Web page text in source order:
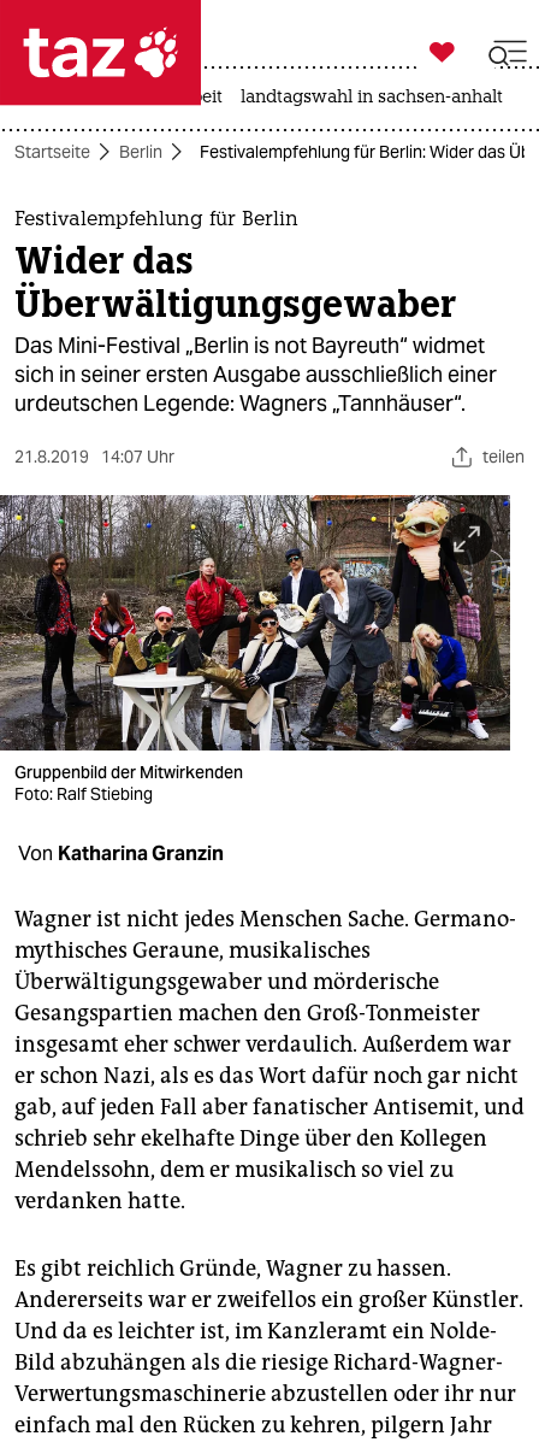
 taz zahl ich
taz zahl ich
themen
politik
öko
gesellschaft
sport
berlin
nord
wahrheit
verlag
verlag
veranstaltungen
shop
unterstützen
abo
genossenschaft
epaper login

taz zahl ich
arbeit landtagswahl in sachsen-anhalt
Startseite Berlin Festivalempfehlung für Berlin: Wider das
Festivalempfehlung für Berlin
Wider das
Überwältigungsgewaber
Das Mini-Festival „Berlin is not Bayreuth“ widmet
sich in seiner ersten Ausgabe ausschließlich einer
urdeutschen Legende: Wagners „Tannhäuser“.
21.8.2019 14:07 Uhr teilen
Gruppenbild der Mitwirkenden
Foto: Ralf Stiebing
Von Katharina Granzin
Wagner ist nicht jedes Menschen Sache. Germano-
mythisches Geraune, musikalisches
Überwältigungsgewaber und mörderische
Gesangspartien machen den Groß-Tonmeister
insgesamt eher schwer verdaulich. Außerdem war
er schon Nazi, als es das Wort dafür noch gar nicht
gab, auf jeden Fall aber fanatischer Antisemit, und
schrieb sehr ekelhafte Dinge über den Kollegen
Mendelssohn, dem er musikalisch so viel zu
verdanken hatte.
Es gibt reichlich Gründe, Wagner zu hassen.
Andererseits war er zweifellos ein großer Künstler.
Und da es leichter ist, im Kanzleramt ein Nolde-
Bild abzuhängen als die riesige Richard-Wagner-
Verwertungsmaschinerie abzustellen oder ihr nur
einfach mal den Rücken zu kehren, pilgern Jahr